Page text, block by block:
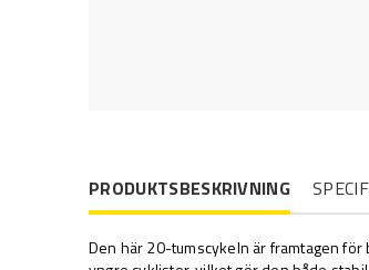
PRODUKTSBESKRIVNING
Den här 20-tumscykeln är framtagen